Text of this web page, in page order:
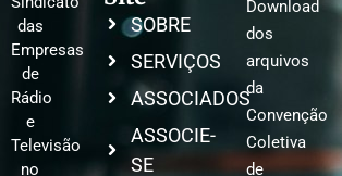
das
Empresas
de
Rádio
e
Televisão
no
SOBRE
SERVIÇOS
ASSOCIADOS
ASSOCIE-
SE
Download
dos
arquivos
da
Convenção
Coletiva
de